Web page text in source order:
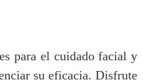
para el cuidado facial y
su eficacia. Disfrute